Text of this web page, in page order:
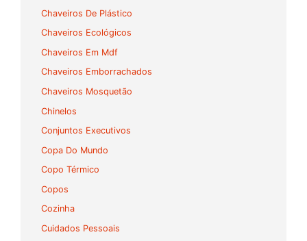
Chaveiros De Plástico
Chaveiros Ecológicos
Chaveiros Em Mdf
Chaveiros Emborrachados
Chaveiros Mosquetão
Chinelos
Conjuntos Executivos
Copa Do Mundo
Copo Térmico
Copos
Cozinha
Cuidados Pessoais